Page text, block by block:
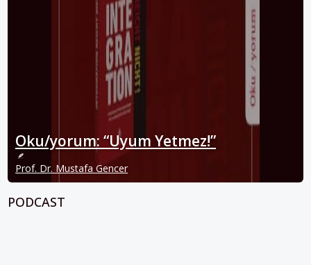
Oku/yorum: “Uyum Yetmez!”
Prof. Dr. Mustafa Gencer
PODCAST